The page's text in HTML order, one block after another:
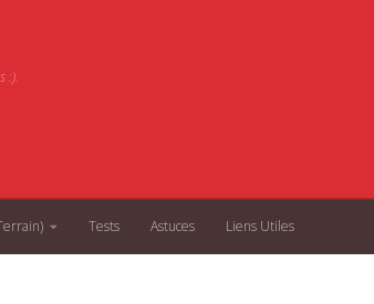
:).
Tests Astuces Liens Utiles